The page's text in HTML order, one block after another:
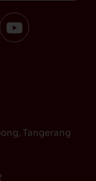
Y
o
Tangerang